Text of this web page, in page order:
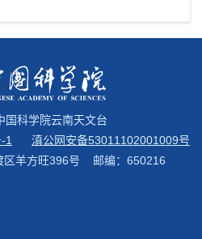
国科学院云南天文台
1
滇公网安备53011102001009号
区羊方旺396号 邮编：650216